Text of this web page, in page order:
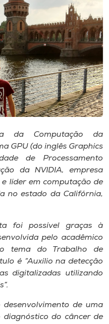
da Computação da
GPU (do inglês Graphics
de Processamento
da NVIDIA, empresa
líder em computação de
no estado da Califórnia,
foi possível graças à
pelo acadêmico
tema do Trabalho de
é “Auxílio na detecção
digitalizadas utilizando
de uma
do câncer de